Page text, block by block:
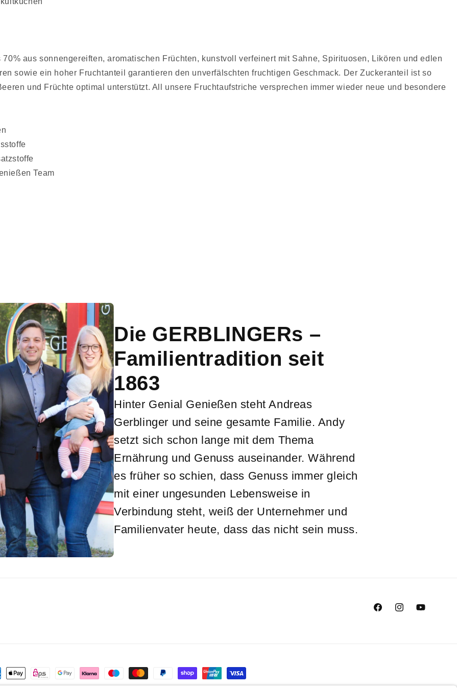
aus sonnengereiften, aromatischen Früchten, kunstvoll verfeinert mit Sahne, Spirituosen, Likören und edlen
sowie ein hoher Fruchtanteil garantieren den unverfälschten fruchtigen Geschmack. Der Zuckeranteil ist so
und Früchte optimal unterstützt. All unsere Fruchtaufstriche versprechen immer wieder neue und besondere
Team
Die GERBLINGERs –
Familientradition seit
1863
Hinter Genial Genießen steht Andreas
Gerblinger und seine gesamte Familie. Andy
setzt sich schon lange mit dem Thema
Ernährung und Genuss auseinander. Während
es früher so schien, dass Genuss immer gleich
mit einer ungesunden Lebensweise in
Verbindung steht, weiß der Unternehmer und
Familienvater heute, dass das nicht sein muss.
FacebookInstagramYouTube